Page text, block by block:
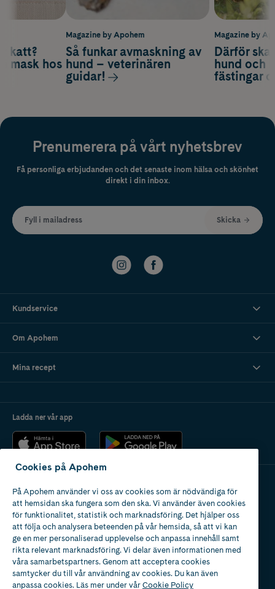
Magazine by
Därför
hund och
fästingar
katt?
mask hos
Magazine by Apohem
Så funkar avmaskning av
hund – veterinären
guidar!
Prenumerera på vårt nyhetsbrev
Få personliga erbjudanden och det senaste inom hälsa och skönhet
direkt i din inbox.
Fyll i mailadress Skicka
Kundservice
Om Apohem
Mina recept
Ladda ner vår app
Apotek med tillstånd
av Läkemedelsverket
Cookies på Apohem
På Apohem använder vi oss av cookies som är nödvändiga för
att hemsidan ska fungera som den ska. Vi använder även cookies
för funktionalitet, statistik och marknadsföring. Det hjälper oss
att följa och analysera beteenden på vår hemsida, så att vi kan
ge en mer personaliserad upplevelse och anpassa innehåll samt
rikta relevant marknadsföring. Vi delar även informationen med
våra samarbetspartners. Genom att acceptera cookies
samtycker du till vår användning av cookies. Du kan även
anpassa cookies. Läs mer under vårCookie Policy